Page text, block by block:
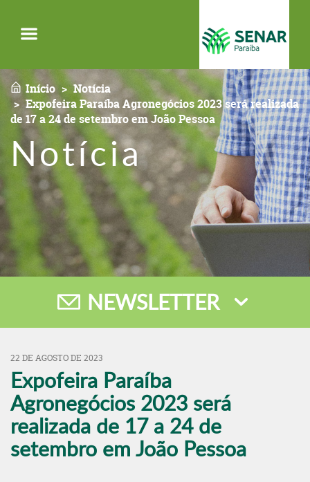
Início
Notícia
Expofeira Paraíba Agronegócios 2023 será realizada
de 17 a 24 de setembro em João Pessoa
Notícia
NEWSLETTER
22 DE AGOSTO DE 2023
Expofeira Paraíba
Agronegócios 2023 será
realizada de 17 a 24 de
setembro em João Pessoa